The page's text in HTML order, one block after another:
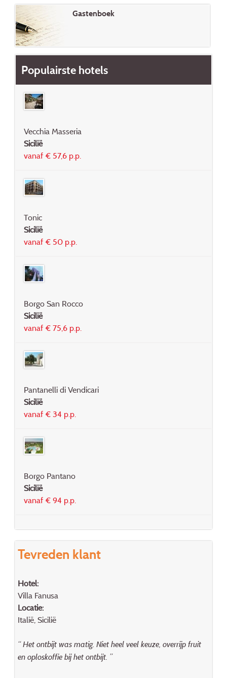
Gastenboek
Populairste hotels
Vecchia Masseria
Sicilië
vanaf € 57,6 p.p.
Tonic
Sicilië
vanaf € 50 p.p.
Borgo San Rocco
Sicilië
vanaf € 75,6 p.p.
Pantanelli di Vendicari
Sicilië
vanaf € 34 p.p.
Borgo Pantano
Sicilië
vanaf € 94 p.p.
Tevreden klant
Hotel:
Villa Fanusa
Locatie:
Italië, Sicilië
“ Het ontbijt was matig. Niet heel veel keuze, overrijp fruit
en oploskoffie bij het ontbijt. ”